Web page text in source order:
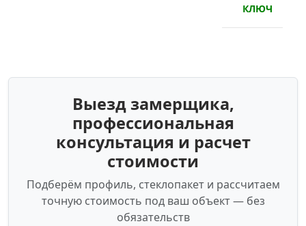
КЛЮЧ
Выезд замерщика,
профессиональная
консультация и расчет
стоимости
Подберём профиль, стеклопакет и рассчитаем
точную стоимость под ваш объект — без
обязательств